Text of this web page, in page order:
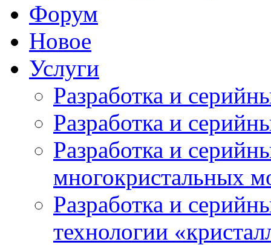
Форум
Новое
Услуги
Разработка и
Разработка и
Разработка и
многокристальных
Разработка и
технологии